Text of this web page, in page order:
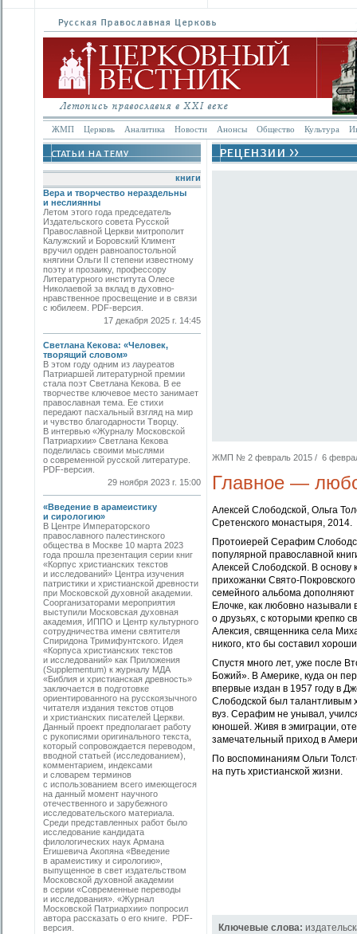
ЖМП Церковь Аналитика Новости Анонсы Общество Культура
книги
Вера и творчество нераздельны
и неслиянны
Летом этого года председатель
Издательского совета Русской
Православной Церкви митрополит
Калужский и Боровский Климент
вручил орден равноапостольной
княгини Ольги II степени известному
поэту и прозаику, профессору
Литературного института Олесе
Николаевой за вклад в духовно-
нравственное просвещение и в связи
с юбилеем. PDF-версия.
17 декабря 2025 г. 14:45
Светлана Кекова: «Человек,
творящий словом»
В этом году одним из лауреатов
Патриаршей литературной премии
стала поэт Светлана Кекова. В ее
творчестве ключевое место занимает
православная тема. Ее стихи
передают пасхальный взгляд на мир
и чувство благодарности Творцу.
В интервью «Журналу Московской
Патриархии» Светлана Кекова
поделилась своими мыслями
о современной русской литературе.
PDF-версия.
29 ноября 2023 г. 15:00
«Введение в арамеистику
и сирологию»
В Центре Императорского
православного палестинского
общества в Москве 10 марта 2023
года прошла презентация серии книг
«Корпус христианских текстов
и исследований» Центра изучения
патристики и христианской древности
при Московской духовной академии.
Соорганизаторами мероприятия
выступили Московская духовная
академия, ИППО и Центр культурного
сотрудничества имени святителя
Спиридона Тримифунтского. Идея
«Корпуса христианских текстов
и исследований» как Приложения
(Supplementum) к журналу МДА
«Библия и христианская древность»
заключается в подготовке
ориентированного на русскоязычного
читателя издания текстов отцов
и христианских писателей Церкви.
Данный проект предполагает работу
с рукописями оригинального текста,
который сопровождается переводом,
вводной статьей (исследованием),
комментарием, индексами
и словарем терминов
с использованием всего имеющегося
на данный момент научного
отечественного и зарубежного
исследовательского материала.
Среди представленных работ было
исследование кандидата
филологических наук Армана
Егишевича Акопяна «Введение
в арамеистику и сирологию»,
выпущенное в свет издательством
Московской духовной академии
в серии «Современные переводы
и исследования». «Журнал
Московской Патриархии» попросил
автора рассказать о его книге. PDF-
версия.
ЖМП № 2 февраль 2015 / 6
Главное —
Алексей Слободской, Ольга
Сретенского монастыря, 2014.
Протоиерей Серафим
популярной православной
Алексей Слободской. В основу
прихожанки Свято-
семейного альбома дополняют
Елочке, как любовно называли
о друзьях, с которыми крепко
Алексия, священника села
никого, кто бы составил
Спустя много лет, уже после
Божий». В Америке, куда он
впервые издан в 1957 году в
Слободской был талантливым
вуз. Серафим не унывал,
юношей. Живя в эмиграции,
замечательный приход в
По воспоминаниям Ольги
на путь христианской жизни.
Ключевые слова: